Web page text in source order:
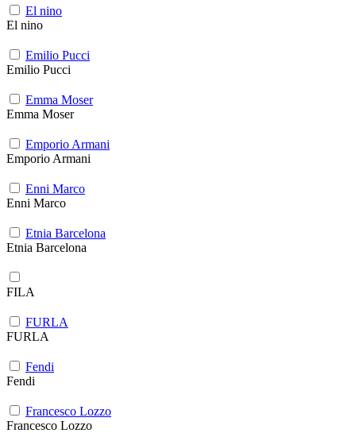
El nino
El nino
Emilio Pucci
Emilio Pucci
Emma Moser
Emma Moser
Emporio Armani
Emporio Armani
Enni Marco
Enni Marco
Etnia Barcelona
Etnia Barcelona
FILA
FURLA
FURLA
Fendi
Fendi
Francesco Lozzo
Francesco Lozzo